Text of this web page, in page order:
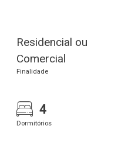
Residencial ou
Comercial
Finalidade
4
Dormitórios